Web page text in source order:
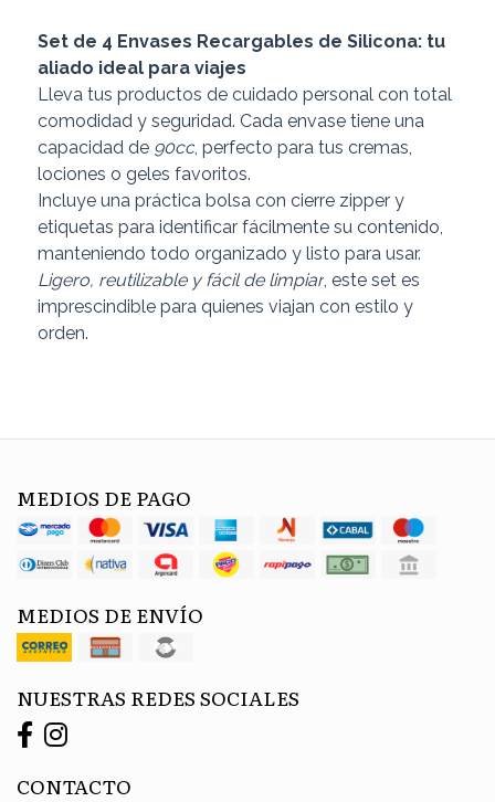
Set de 4 Envases Recargables de Silicona: tu
aliado ideal para viajes
Lleva tus productos de cuidado personal con total
comodidad y seguridad. Cada envase tiene una
capacidad de 90cc, perfecto para tus cremas,
lociones o geles favoritos.
Incluye una práctica bolsa con cierre zipper y
etiquetas para identificar fácilmente su contenido,
manteniendo todo organizado y listo para usar.
Ligero, reutilizable y fácil de limpiar, este set es
imprescindible para quienes viajan con estilo y
orden.
MEDIOS DE PAGO
MEDIOS DE ENVÍO
NUESTRAS REDES SOCIALES
CONTACTO